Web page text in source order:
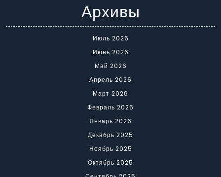
Архивы
Июль 2026
Июнь 2026
Май 2026
Апрель 2026
Март 2026
Февраль 2026
Январь 2026
Декабрь 2025
Ноябрь 2025
Октябрь 2025